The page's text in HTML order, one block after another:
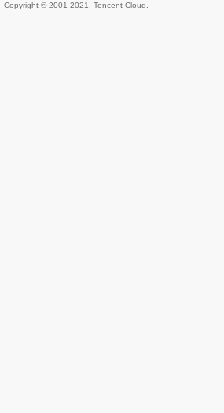
Copyright © 2001-2021, Tencent Cloud.